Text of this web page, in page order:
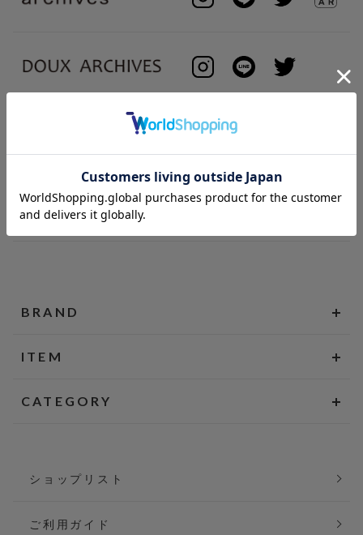
BRAND
ITEM
CATEGORY
ショップリスト
ご利用ガイド